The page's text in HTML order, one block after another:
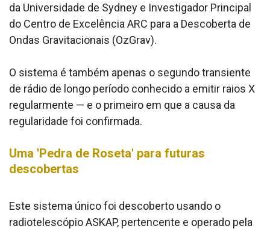
da Universidade de Sydney e Investigador Principal
do Centro de Excelência ARC para a Descoberta de
Ondas Gravitacionais (OzGrav).
O sistema é também apenas o segundo transiente
de rádio de longo período conhecido a emitir raios X
regularmente — e o primeiro em que a causa da
regularidade foi confirmada.
Uma 'Pedra de Roseta' para futuras
descobertas
Este sistema único foi descoberto usando o
radiotelescópio ASKAP, pertencente e operado pela